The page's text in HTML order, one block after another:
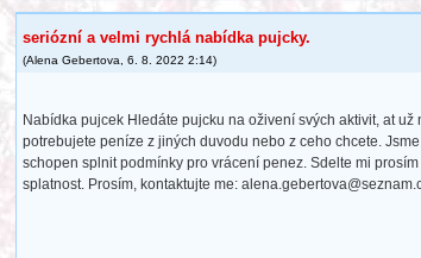
seriózní a velmi rychlá nabídka pujcky.
(Alena Gebertova, 6. 8. 2022 2:14)
Nabídka pujcek Hledáte pujcku na oživení svých aktivit, at
potrebujete peníze z jiných duvodu nebo z ceho chcete.
schopen splnit podmínky pro vrácení penez. Sdelte mi
splatnost. Prosím, kontaktujte me: